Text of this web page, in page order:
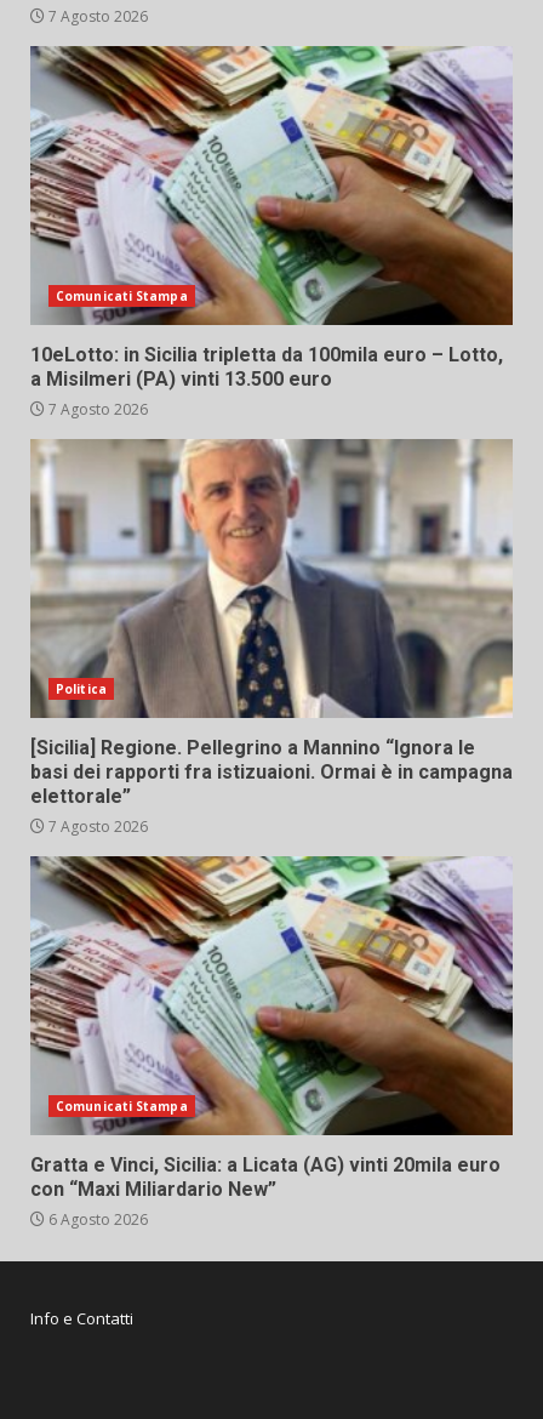
7 Agosto 2026
Comunicati Stampa
10eLotto: in Sicilia tripletta da 100mila euro – Lotto,
a Misilmeri (PA) vinti 13.500 euro
7 Agosto 2026
Politica
[Sicilia] Regione. Pellegrino a Mannino “Ignora le
basi dei rapporti fra istizuaioni. Ormai è in campagna
elettorale”
7 Agosto 2026
Comunicati Stampa
Gratta e Vinci, Sicilia: a Licata (AG) vinti 20mila euro
con “Maxi Miliardario New”
6 Agosto 2026
Info e Contatti